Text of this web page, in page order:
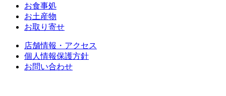
お食事処
お土産物
お取り寄せ
店舗情報・アクセス
個人情報保護方針
お問い合わせ